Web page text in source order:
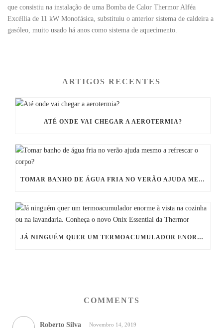
que consistiu na instalação de uma Bomba de Calor Thermor Alféa
Excéllia de 11 kW Monofásica, substituiu o anterior sistema de caldeira a
gasóleo, muito usado há anos como sistema de aquecimento.
ARTIGOS RECENTES
ATÉ ONDE VAI CHEGAR A AEROTERMIA?
TOMAR BANHO DE ÁGUA FRIA NO VERÃO AJUDA MESMO A REFRESCAR O CORPO?
JÁ NINGUÉM QUER UM TERMOACUMULADOR ENORME À VISTA NA COZINHA OU NA LAVANDARIA. CONHEÇA O NOVO ONIX ESSENTIAL DA THERMOR
COMMENTS
Roberto Silva Novembro 14, 2019